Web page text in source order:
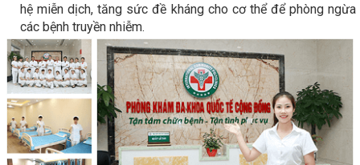
hệ miễn dịch, tăng sức đề kháng cho cơ thể để phòng ngừa
các bệnh truyền nhiễm.